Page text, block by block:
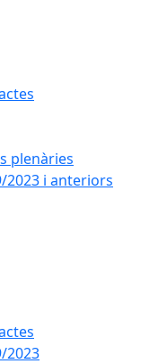
plenàries
2023 i anteriors
2023